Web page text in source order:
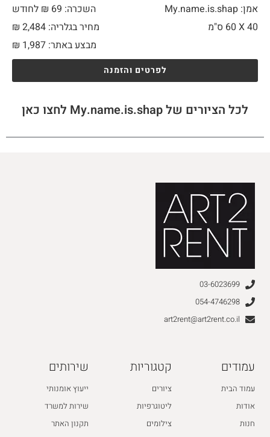
אמן: My.name.is.shap
השכרה: 69 ₪ לחודש
40 X
מחיר בגלריה: 2,484 ₪
מבצע באתר:
₪ 1,987
לפרטים והזמנה
לכל הציורים של My.name.is.shap לחצו כאן
03-6023699
054-4746298
art2rent@art2rent.co.il
עמודים
עמוד הבית
אודות
חנות
קטגוריות
ציורים
ליטוגרפיות
צילומים
שירותים
ייעוץ אומנותי
שירות למשרד
תקנון האתר